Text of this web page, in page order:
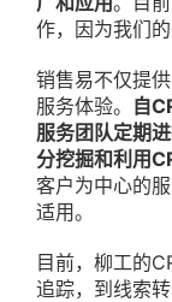
作，因为我们
销售易不仅提
服务体验。 自
服务团队定期
分挖掘和利用
客户为中心的
适用。
目前，柳工的
追踪，到线索